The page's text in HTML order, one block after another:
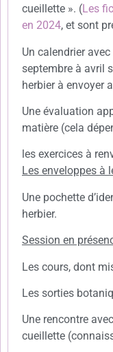
cueillette ». (Les
en 2024, et sont
Un calendrier
septembre à avril
herbier à envoyer
Une évaluation
matière (cela
les exercices à
Les enveloppes à
Une pochette
herbier.
Session en
Les cours, dont
Les sorties
Une rencontre
cueillette